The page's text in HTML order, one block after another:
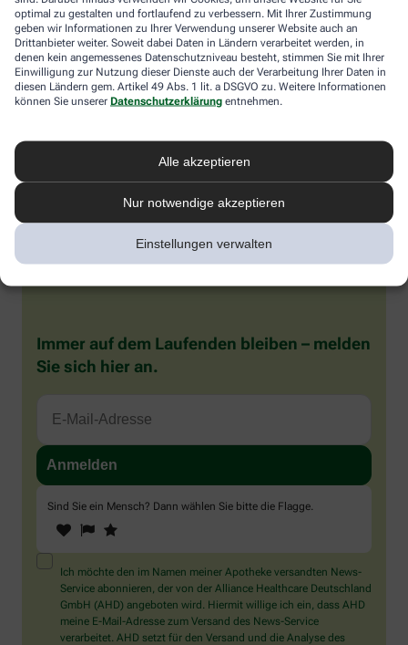
optimal zu gestalten und fortlaufend zu verbessern. Mit Ihrer Zustimmung
geben wir Informationen zu Ihrer Verwendung unserer Website auch an
Drittanbieter weiter. Soweit dabei Daten in Ländern verarbeitet werden, in
denen kein angemessenes Datenschutzniveau besteht, stimmen Sie mit Ihrer
Einwilligung zur Nutzung dieser Dienste auch der Verarbeitung Ihrer Daten in
diesen Ländern gem. Artikel 49 Abs. 1 lit. a DSGVO zu. Weitere Informationen
können Sie unserer Datenschutzerklärung entnehmen.
Alle akzeptieren
Nur notwendige akzeptieren
Einstellungen verwalten
meisten Fällen verschwinden die Probleme mit den
Wechseljahren.
Voraussetzung für eine erfolgreiche Behandlung ist allerdings
immer, dass die Endometriose auch als solche erkannt wird.
Regelmäßig heftige Regelschmerzen sollten Frauen deshalb ernst
Immer auf dem Laufenden bleiben – melden
Sie sich hier an.
Sind Sie ein Mensch? Dann wählen Sie bitte die Flagge
Sind
Sie
ein
Mensch?
Dann
wählen
Sie
bitte
1 2
Ich möchte den im Namen meiner Apotheke versandten News-
Service abonnieren, der von der Alliance Healthcare Deutschland
GmbH (AHD) angeboten wird. Hiermit willige ich ein, dass AHD
meine E-Mail-Adresse zum Versand des News-Service
verarbeitet. AHD setzt für den Versand und die Analyse des